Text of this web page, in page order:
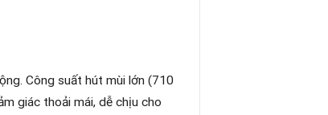
Công suất hút mùi lớn (710
giác thoải mái, dễ chịu cho